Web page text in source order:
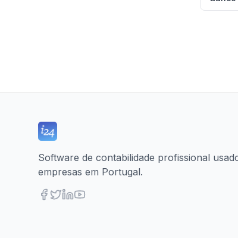
Software de contabilidade profissional
empresas em Portugal.